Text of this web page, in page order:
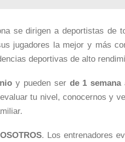
se dirigen a deportistas de
jugadores la mejor y más
deportivas de alto
y pueden ser de 1 semana
tu nivel, conocernos y
. Los entrenadores